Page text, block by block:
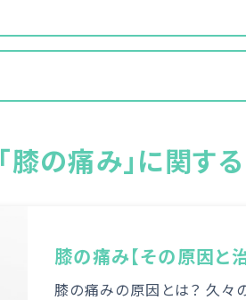
「膝の痛み」に関す
膝の痛み【その原因と
膝の痛みの原因とは？ 久々